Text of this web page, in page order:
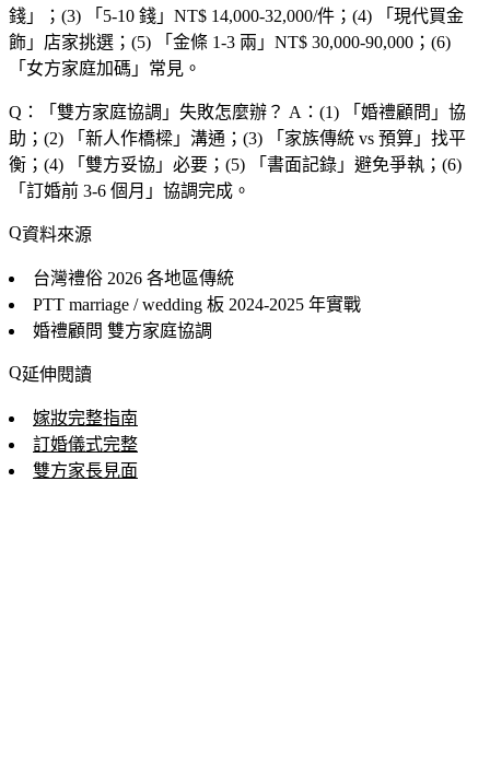
錢 」；(3) 「 5-10 錢 」NT$ 14,000-32,000/件；(4) 「 現代買金
飾 」店家挑選；(5) 「 金條 1-3 兩 」NT$ 30,000-90,000；(6)
「 女方家庭加碼 」常見。
Q：「 雙方家庭協調 」失敗怎麼辦？ A：(1) 「 婚禮顧問 」協
助；(2) 「 新人作橋樑 」溝通；(3) 「 家族傳統 vs 預算 」找平
衡；(4) 「 雙方妥協 」必要；(5) 「 書面記錄 」避免爭執；(6)
「 訂婚前 3-6 個月 」協調完成。
資料來源
台灣禮俗 2026 各地區傳統
PTT marriage / wedding 板 2024-2025 年實戰
婚禮顧問 雙方家庭協調
延伸閱讀
嫁妝完整指南
訂婚儀式完整
雙方家長見面